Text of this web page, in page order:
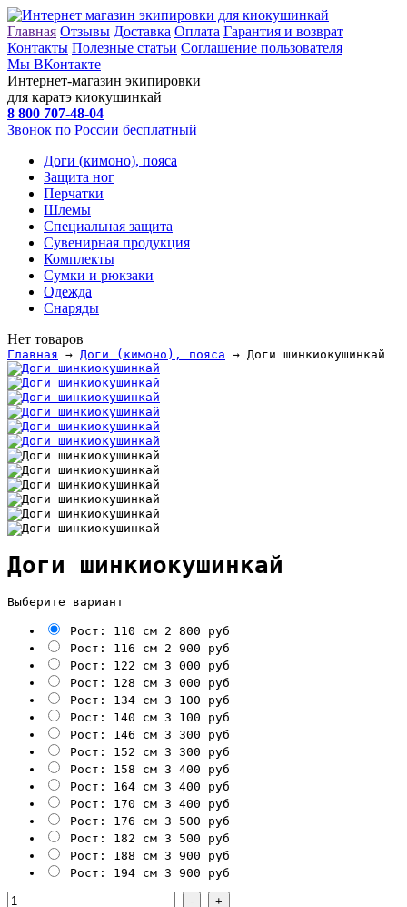
Главная Отзывы Доставка Оплата Гарантия и возврат
Контакты Полезные статьи Соглашение пользователя
Мы ВКонтакте
Интернет-магазин экипировки
для каратэ киокушинкай
8 800 707-48-04
Звонок по России бесплатный
Доги (кимоно), пояса
Защита ног
Перчатки
Шлемы
Специальная защита
Сувенирная продукция
Комплекты
Сумки и рюкзаки
Одежда
Снаряды
Нет товаров
Главная → Доги (кимоно), пояса → Доги шинкиокушинкай
Доги шинкиокушинкай
Выберите вариант
Рост: 110 см 2 800 руб
Рост: 116 см 2 900 руб
Рост: 122 см 3 000 руб
Рост: 128 см 3 000 руб
Рост: 134 см 3 100 руб
Рост: 140 см 3 100 руб
Рост: 146 см 3 300 руб
Рост: 152 см 3 300 руб
Рост: 158 см 3 400 руб
Рост: 164 см 3 400 руб
Рост: 170 см 3 400 руб
Рост: 176 см 3 500 руб
Рост: 182 см 3 500 руб
Рост: 188 см 3 900 руб
Рост: 194 см 3 900 руб